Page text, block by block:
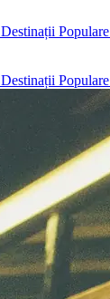
Destinații Populare
Destinații Populare